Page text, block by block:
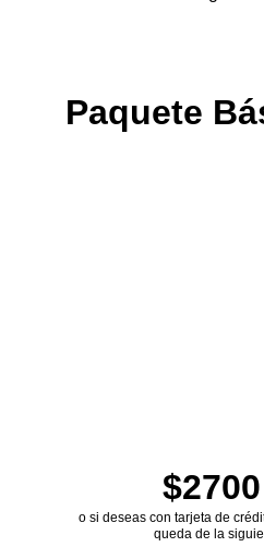
Paquete
$2700
o si deseas con tarjeta de
queda de la